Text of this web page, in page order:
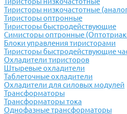
Тиристоры низкочастотные
Тиристоры оптронные
Тиристоры быстродействующие
Симисторы оптронные
Блоки управления тиристорами
Тиристоры быстродействующие
Охладители тиристоров
Штыревые охладители
Таблеточные охладители
Охладители для силовых модулей
Трансформаторы
Трансформаторы тока
Однофазные трансформаторы